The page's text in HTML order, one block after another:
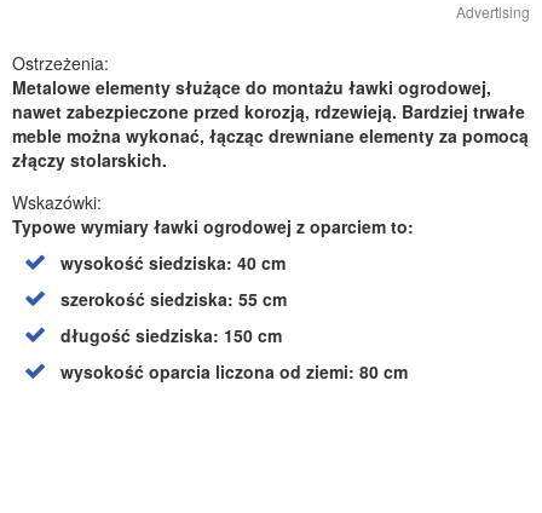
Advertising
Ostrzeżenia:
Metalowe elementy służące do montażu ławki ogrodowej,
nawet zabezpieczone przed korozją, rdzewieją. Bardziej trwałe
meble można wykonać, łącząc drewniane elementy za pomocą
złączy stolarskich.
Wskazówki:
Typowe wymiary ławki ogrodowej z oparciem to:
wysokość siedziska: 40 cm
szerokość siedziska: 55 cm
długość siedziska: 150 cm
wysokość oparcia liczona od ziemi: 80 cm